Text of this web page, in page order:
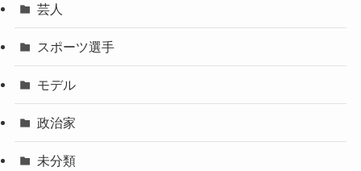
芸人
スポーツ選手
モデル
政治家
未分類